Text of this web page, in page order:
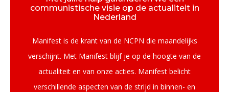
communistische visie op de actualiteit in
Nederland
Manifest is de krant van de NCPN die maandelijks
verschijnt. Met Manifest blijf je op de hoogte van de
actualiteit en van onze acties. Manifest belicht
verschillende aspecten van de strijd in binnen- en